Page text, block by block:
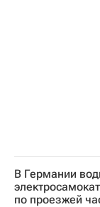
В Германии
по проезжей